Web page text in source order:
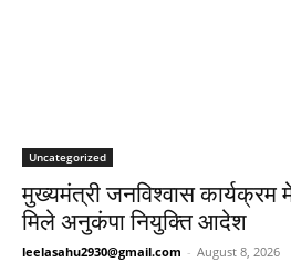
Uncategorized
मुख्यमंत्री जनविश्वास कार्यक्रम
मिले अनुकंपा नियुक्ति आदेश
leelasahu2930@gmail.com - August 8, 2026